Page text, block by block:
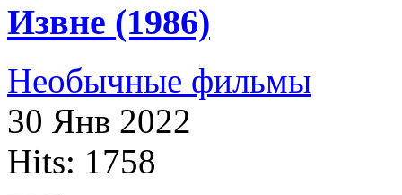
Извне (1986)
Необычные фильмы
30 Янв 2022
Hits: 1758